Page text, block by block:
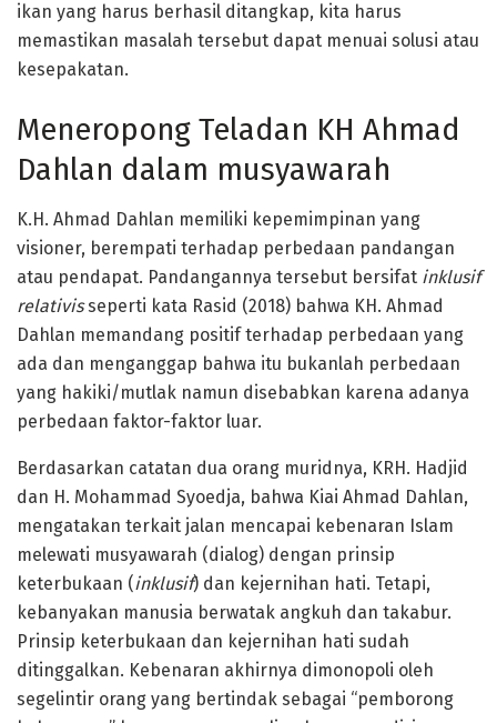
ikan yang harus berhasil ditangkap, kita harus
memastikan masalah tersebut dapat menuai solusi atau
kesepakatan.
Meneropong Teladan KH Ahmad
Dahlan dalam musyawarah
K.H. Ahmad Dahlan memiliki kepemimpinan yang
visioner, berempati terhadap perbedaan pandangan
atau pendapat. Pandangannya tersebut bersifat inklusif
relativisseperti kata Rasid (2018) bahwa KH. Ahmad
Dahlan memandang positif terhadap perbedaan yang
ada dan menganggap bahwa itu bukanlah perbedaan
yang hakiki/mutlak namun disebabkan karena adanya
perbedaan faktor-faktor luar.
Berdasarkan catatan dua orang muridnya, KRH. Hadjid
dan H. Mohammad Syoedja, bahwa Kiai Ahmad Dahlan,
mengatakan terkait jalan mencapai kebenaran Islam
melewati musyawarah (dialog) dengan prinsip
keterbukaan (inklusif) dan kejernihan hati. Tetapi,
kebanyakan manusia berwatak angkuh dan takabur.
Prinsip keterbukaan dan kejernihan hati sudah
ditinggalkan. Kebenaran akhirnya dimonopoli oleh
segelintir orang yang bertindak sebagai “pemborong